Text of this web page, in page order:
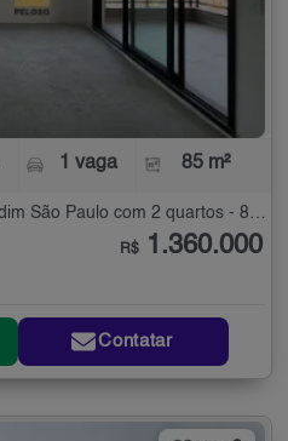
1 vaga 85 m²
R$ 1.360.000
Contatar